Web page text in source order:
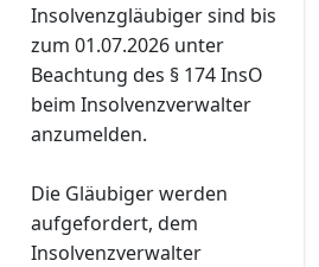
Insolvenzgläubiger sind bis
zum 01.07.2026 unter
Beachtung des § 174 InsO
beim Insolvenzverwalter
anzumelden.
Die Gläubiger werden
aufgefordert, dem
Insolvenzverwalter